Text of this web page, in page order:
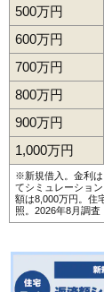
500万円
600万円
700万円
800万円
900万円
1,000万円
※新規借入。金利は
てシミュレーショ
額は8,000万円。 住
照。2026年8月調査